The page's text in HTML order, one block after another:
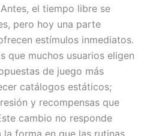
el tiempo libre se
pero hoy una parte
estímulos inmediatos.
que muchos usuarios eligen
de juego más
catálogos estáticos;
y recompensas que
cambio no responde